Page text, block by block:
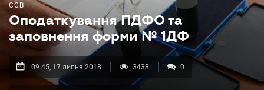
ЄСВ
Оподаткування ПДФО та
заповнення форми № 1ДФ
09.45, 17 липня 2018 3438 0